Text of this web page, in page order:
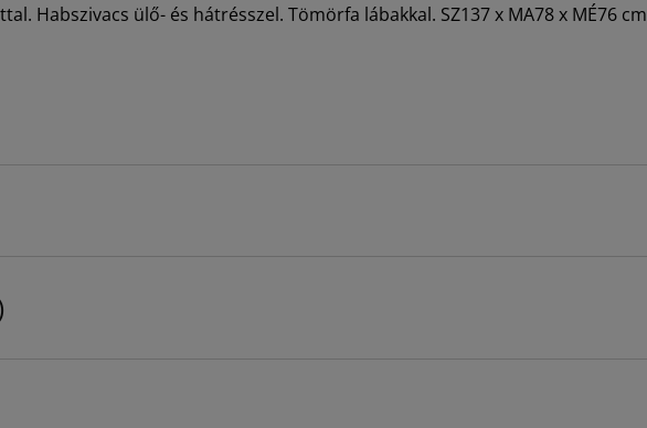
Habszivacs ülő- és hátrésszel. Tömörfa lábakkal. SZ137 x MA78 x MÉ76 cm